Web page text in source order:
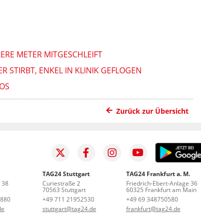
METER MITGESCHLEIFT
STIRBT, ENKEL IN KLINIK GEFLOGEN
Zurück zur Übersicht
38
TAG24 Stuttgart
Curiestraße 2
70563 Stuttgart
+49 711 21952530
stuttgart@tag24.de
TAG24 Frankfurt a. M.
Friedrich-Ebert-Anlage 36
60325 Frankfurt am Main
+49 69 348750580
frankfurt@tag24.de